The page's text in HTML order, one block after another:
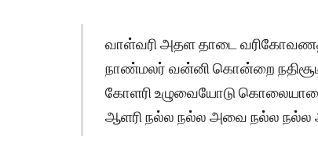
வாள்வரி அதள தாடை
நாண்மலர் வன்னி கொன்றை
கோளரி உழுவையோடு
ஆளரி நல்ல நல்ல அவை நல்ல நல்ல